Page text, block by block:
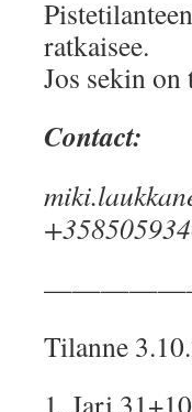
ratkaisee.
Jos sekin on
Contact:
Tilanne
1. Jari